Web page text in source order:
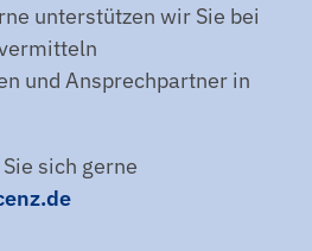
unterstützen wir Sie bei
und Ansprechpartner in
sich gerne